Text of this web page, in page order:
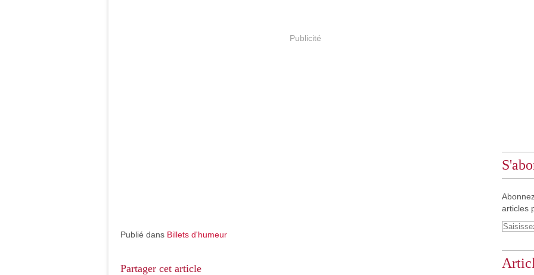
Publicité
Publié dans Billets d'humeur
Partager cet article
articles